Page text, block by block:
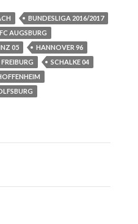
BUNDESLIGA 2016/2017
FC AUGSBURG
05
HANNOVER 96
FREIBURG
SCHALKE 04